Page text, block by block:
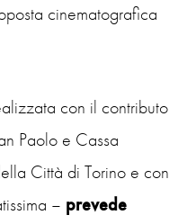
cinematografica
con il contributo
Paolo e Cassa
Città di Torino e con
– prevede